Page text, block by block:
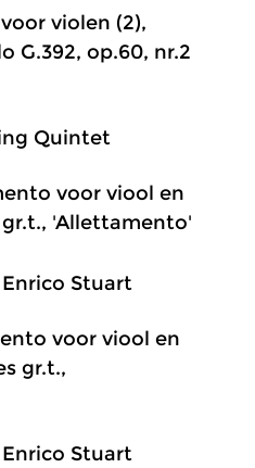
violen (2),
G.392, op.60, nr.2
Quintet
voor viool en
gr.t., 'Allettamento'
Stuart
voor viool en
gr.t.,
Stuart